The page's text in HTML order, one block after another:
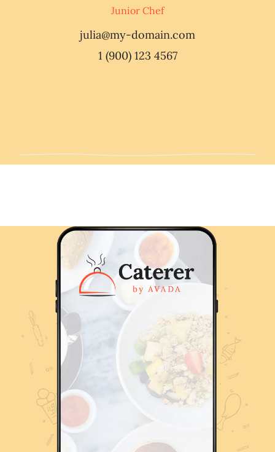
Junior Chef
julia@my-domain.com
1 (900) 123 4567